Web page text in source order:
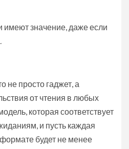
имеют значение, даже если
не просто гаджет, а
от чтения в любых
которая соответствует
и пусть каждая
будет не менее